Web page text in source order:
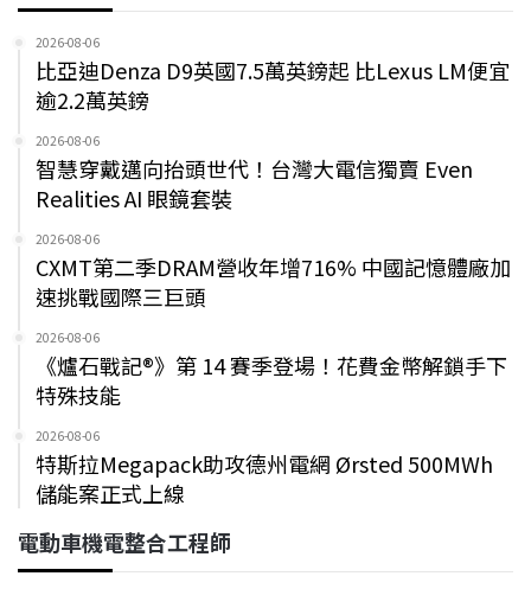
2026-08-06
比亞迪Denza D9英國7.5萬英鎊起 比Lexus LM便宜
逾2.2萬英鎊
2026-08-06
智慧穿戴邁向抬頭世代！台灣大電信獨賣 Even
Realities AI 眼鏡套裝
2026-08-06
CXMT第二季DRAM營收年增716% 中國記憶體廠加
速挑戰國際三巨頭
2026-08-06
《爐石戰記®》第 14 賽季登場！花費金幣解鎖手下
特殊技能
2026-08-06
特斯拉Megapack助攻德州電網 Ørsted 500MWh
儲能案正式上線
電動車機電整合工程師